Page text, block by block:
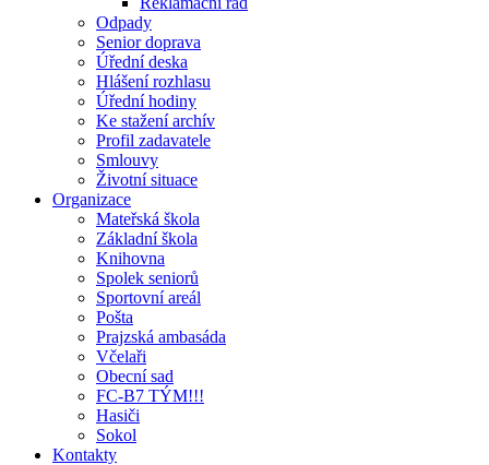
Odpady
Senior doprava
Úřední deska
Hlášení rozhlasu
Úřední hodiny
Ke stažení archív
Profil zadavatele
Smlouvy
Životní situace
Organizace
Mateřská škola
Základní škola
Knihovna
Spolek seniorů
Sportovní areál
Pošta
Prajzská ambasáda
Včelaři
Obecní sad
FC-B7 TÝM!!!
Hasiči
Sokol
Kontakty